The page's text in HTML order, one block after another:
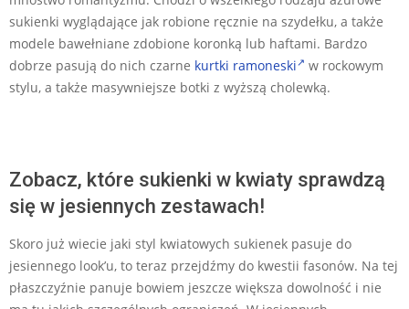
sukienki wyglądające jak robione ręcznie na szydełku, a także
modele bawełniane zdobione koronką lub haftami. Bardzo
dobrze pasują do nich czarne kurtki ramoneski
w rockowym
stylu, a także masywniejsze botki z wyższą cholewką.
Zobacz, które sukienki w kwiaty sprawdzą
się w jesiennych zestawach!
Skoro już wiecie jaki styl kwiatowych sukienek pasuje do
jesiennego look’u, to teraz przejdźmy do kwestii fasonów. Na tej
płaszczyźnie panuje bowiem jeszcze większa dowolność i nie